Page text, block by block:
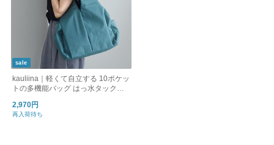
sale
kauliina｜軽くて自立する 10ポケッ
トの多機能バッグ はっ水タックマ
2,970円
再入荷待ち